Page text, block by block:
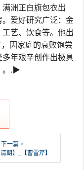
洲正白旗包衣出
爱好研究广泛：金
艺、饮食等。他出
因家庭的衰败饱尝
年艰辛创作出极具
。.▶
下一篇 >
朝】_【曹雪芹】